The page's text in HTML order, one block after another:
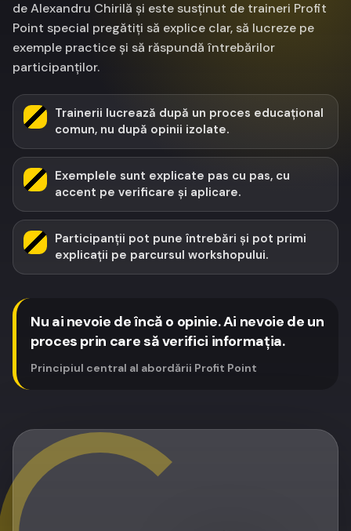
de Alexandru Chirilă și este susținut de traineri Profit
Point special pregătiți să explice clar, să lucreze pe
exemple practice și să răspundă întrebărilor
participanților.
Trainerii lucrează după un proces educațional
comun, nu după opinii izolate.
Exemplele sunt explicate pas cu pas, cu
accent pe verificare și aplicare.
Participanții pot pune întrebări și pot primi
explicații pe parcursul workshopului.
Nu ai nevoie de încă o opinie. Ai nevoie de un
proces prin care să verifici informația.
Principiul central al abordării Profit Point